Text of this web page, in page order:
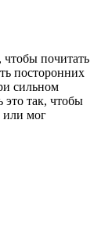
чтобы почитать
посторонних
сильном
это так, чтобы
или мог